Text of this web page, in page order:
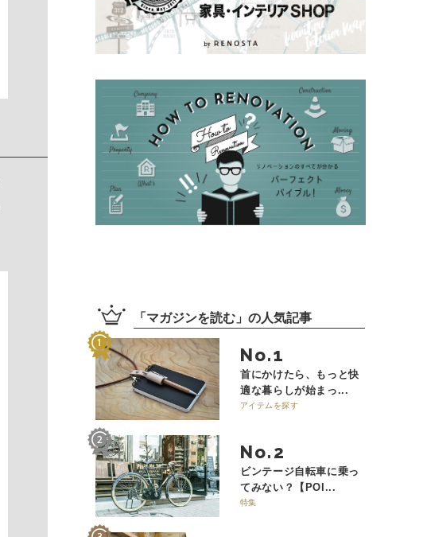
「 マガジンを読む 」の人気記事
No.
首にかけたら、もっと快
適な暮らしが始まっ...
アイテムを探す
No.
ビンテージ自転車に乗っ
てみない？【POI...
特集